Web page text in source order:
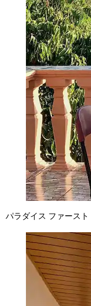
パラダイス ファースト